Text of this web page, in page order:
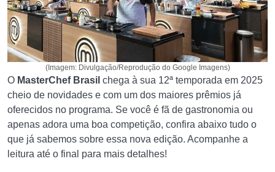
(Imagem: Divulgação/Reprodução do Google Imagens)
O MasterChef Brasil chega à sua 12ª temporada em 2025
cheio de novidades e com um dos maiores prêmios já
oferecidos no programa. Se você é fã de gastronomia ou
apenas adora uma boa competição, confira abaixo tudo o
que já sabemos sobre essa nova edição. Acompanhe a
leitura até o final para mais detalhes!